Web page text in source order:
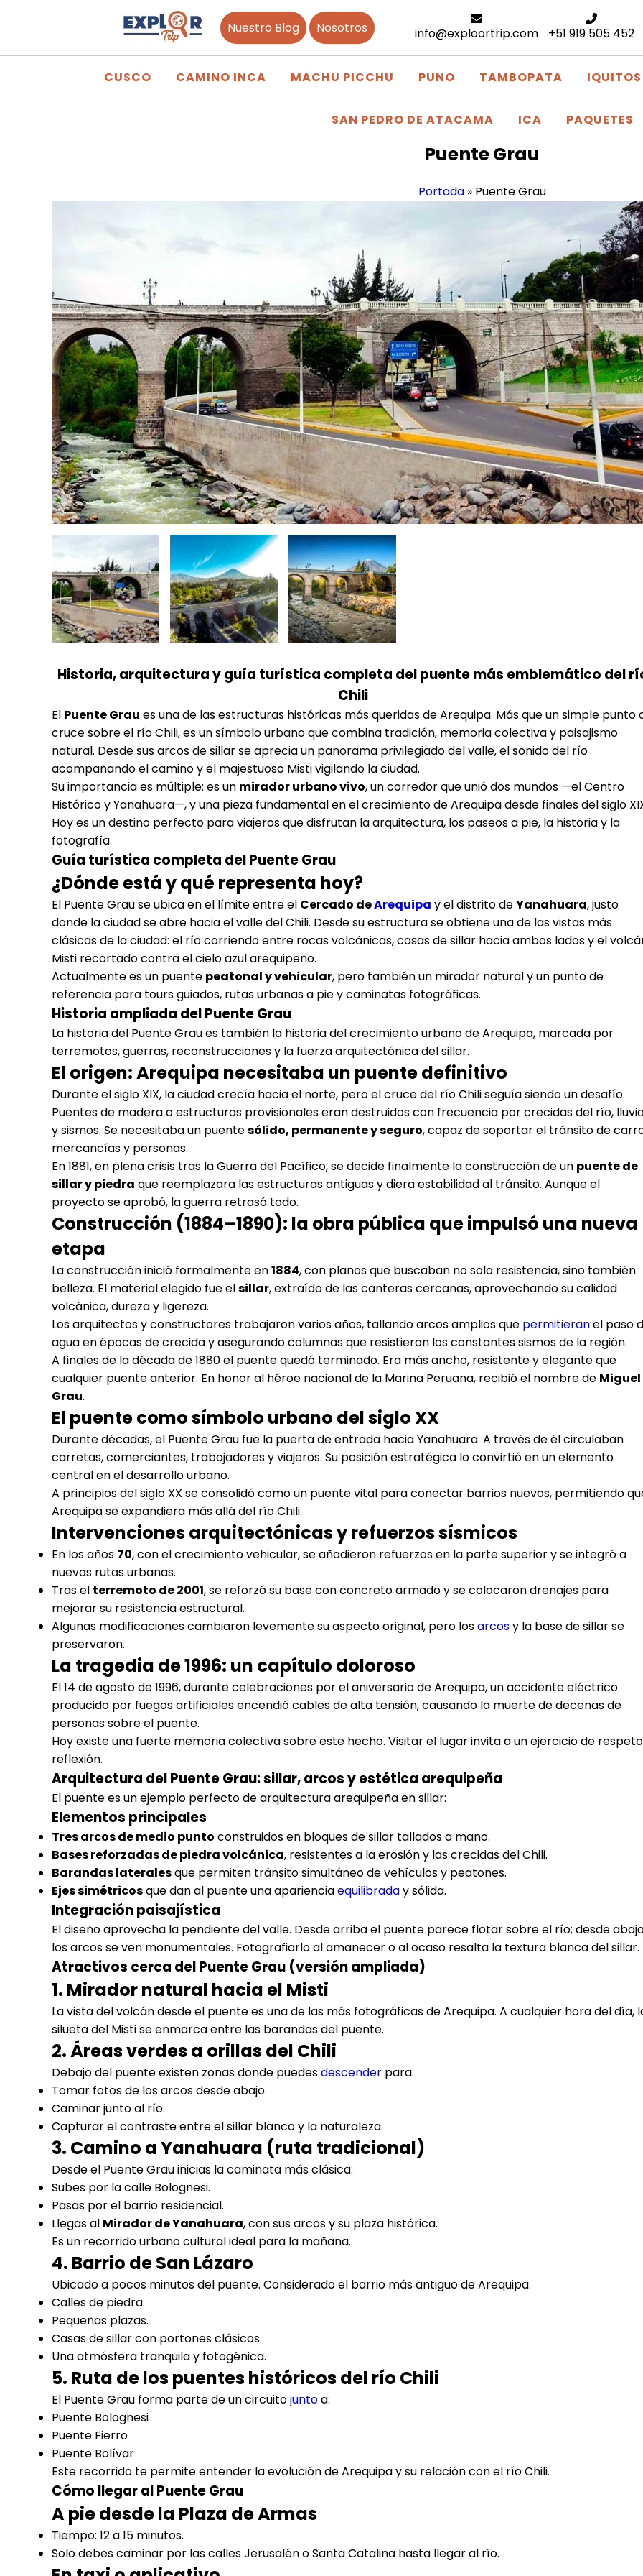
Nuestro Blog Nosotros info@exploortrip.com +51 919 505 452
CUSCO CAMINO INCA MACHU PICCHU PUNO TAMBOPATA IQUITOS
SAN PEDRO DE ATACAMA ICA PAQUETES
Puente Grau
Portada » Puente Grau
Historia, arquitectura y guía turística completa del puente más emblemático del
Chili
El Puente Grau es una de las estructuras históricas más queridas de Arequipa. Más que un simple punto
cruce sobre el río Chili, es un símbolo urbano que combina tradición, memoria colectiva y paisajismo
natural. Desde sus arcos de sillar se aprecia un panorama privilegiado del valle, el sonido del río
acompañando el camino y el majestuoso Misti vigilando la ciudad.
Su importancia es múltiple: es un mirador urbano vivo, un corredor que unió dos mundos —el Centro
Histórico y Yanahuara—, y una pieza fundamental en el crecimiento de Arequipa desde finales del siglo
Hoy es un destino perfecto para viajeros que disfrutan la arquitectura, los paseos a pie, la historia y la
fotografía.
Guía turística completa del Puente Grau
¿Dónde está y qué representa hoy?
El Puente Grau se ubica en el límite entre el Cercado deArequipa y el distrito deYanahuara, justo
donde la ciudad se abre hacia el valle del Chili. Desde su estructura se obtiene una de las vistas más
clásicas de la ciudad: el río corriendo entre rocas volcánicas, casas de sillar hacia ambos lados y el
Misti recortado contra el cielo azul arequipeño.
Actualmente es un puente peatonal y vehicular, pero también un mirador natural y un punto de
referencia para tours guiados, rutas urbanas a pie y caminatas fotográficas.
Historia ampliada del Puente Grau
La historia del Puente Grau es también la historia del crecimiento urbano de Arequipa, marcada por
terremotos, guerras, reconstrucciones y la fuerza arquitectónica del sillar.
El origen: Arequipa necesitaba un puente definitivo
Durante el siglo XIX, la ciudad crecía hacia el norte, pero el cruce del río Chili seguía siendo un desafío.
Puentes de madera o estructuras provisionales eran destruidos con frecuencia por crecidas del río,
y sismos. Se necesitaba un puentesólido, permanente y seguro, capaz de soportar el tránsito de
mercancías y personas.
En 1881, en plena crisis tras la Guerra del Pacífico, se decide finalmente la construcción de un puente de
sillar y piedra que reemplazara las estructuras antiguas y diera estabilidad al tránsito. Aunque el
proyecto se aprobó, la guerra retrasó todo.
Construcción (1884–1890): la obra pública que impulsó una nueva
etapa
La construcción inició formalmente en1884, con planos que buscaban no solo resistencia, sino también
belleza. El material elegido fue elsillar, extraído de las canteras cercanas, aprovechando su calidad
volcánica, dureza y ligereza.
Los arquitectos y constructores trabajaron varios años, tallando arcos amplios que permitieranel paso
agua en épocas de crecida y asegurando columnas que resistieran los constantes sismos de la región.
A finales de la década de 1880 el puente quedó terminado. Era más ancho, resistente y elegante que
cualquier puente anterior. En honor al héroe nacional de la Marina Peruana, recibió el nombre de Miguel
Grau.
El puente como símbolo urbano del siglo XX
Durante décadas, el Puente Grau fue la puerta de entrada hacia Yanahuara. A través de él circulaban
carretas, comerciantes, trabajadores y viajeros. Su posición estratégica lo convirtió en un elemento
central en el desarrollo urbano.
A principios del siglo XX se consolidó como un puente vital para conectar barrios nuevos, permitiendo
Arequipa se expandiera más allá del río Chili.
Intervenciones arquitectónicas y refuerzos sísmicos
En los años 70, con el crecimiento vehicular, se añadieron refuerzos en la parte superior y se integró a
nuevas rutas urbanas.
Tras el terremoto de 2001, se reforzó su base con concreto armado y se colocaron drenajes para
mejorar su resistencia estructural.
Algunas modificaciones cambiaron levemente su aspecto original, pero losarcosy la base de sillar se
preservaron.
La tragedia de 1996: un capítulo doloroso
El 14 de agosto de 1996, durante celebraciones por el aniversario de Arequipa, un accidente eléctrico
producido por fuegos artificiales encendió cables de alta tensión, causando la muerte de decenas de
personas sobre el puente.
Hoy existe una fuerte memoria colectiva sobre este hecho. Visitar el lugar invita a un ejercicio de
reflexión.
Arquitectura del Puente Grau: sillar, arcos y estética arequipeña
El puente es un ejemplo perfecto de arquitectura arequipeña en sillar:
Elementos principales
Tres arcos de medio punto construidos en bloques de sillar tallados a mano.
Bases reforzadas de piedra volcánica, resistentes a la erosión y las crecidas del Chili.
Barandas lateralesque permiten tránsito simultáneo de vehículos y peatones.
Ejes simétricosque dan al puente una aparienciaequilibraday sólida.
Integración paisajística
El diseño aprovecha la pendiente del valle. Desde arriba el puente parece flotar sobre el río; desde
los arcos se ven monumentales. Fotografiarlo al amanecer o al ocaso resalta la textura blanca del sillar.
Atractivos cerca del Puente Grau (versión ampliada)
1. Mirador natural hacia el Misti
La vista del volcán desde el puente es una de las más fotográficas de Arequipa. A cualquier hora del día,
silueta del Misti se enmarca entre las barandas del puente.
2. Áreas verdes a orillas del Chili
Debajo del puente existen zonas donde puedesdescender para:
Tomar fotos de los arcos desde abajo.
Caminar junto al río.
Capturar el contraste entre el sillar blanco y la naturaleza.
3. Camino a Yanahuara (ruta tradicional)
Desde el Puente Grau inicias la caminata más clásica:
Subes por la calle Bolognesi.
Pasas por el barrio residencial.
Llegas al Mirador de Yanahuara, con sus arcos y su plaza histórica.
Es un recorrido urbano cultural ideal para la mañana.
4. Barrio de San Lázaro
Ubicado a pocos minutos del puente. Considerado el barrio más antiguo de Arequipa:
Calles de piedra.
Pequeñas plazas.
Casas de sillar con portones clásicos.
Una atmósfera tranquila y fotogénica.
5. Ruta de los puentes históricos del río Chili
El Puente Grau forma parte de un circuitojuntoa:
Puente Bolognesi
Puente Fierro
Puente Bolívar
Este recorrido te permite entender la evolución de Arequipa y su relación con el río Chili.
Cómo llegar al Puente Grau
A pie desde la Plaza de Armas
Tiempo: 12 a 15 minutos.
Solo debes caminar por las calles Jerusalén o Santa Catalina hasta llegar al río.